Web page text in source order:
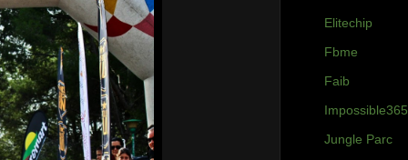
Elitechip
Fbme
Faib
Impossible365
Jungle Parc